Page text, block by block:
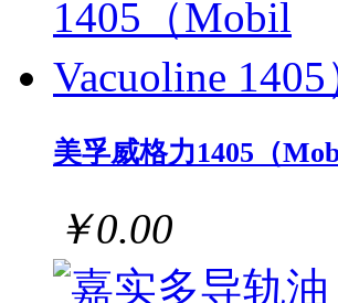
美孚威格力1405（
￥0.00